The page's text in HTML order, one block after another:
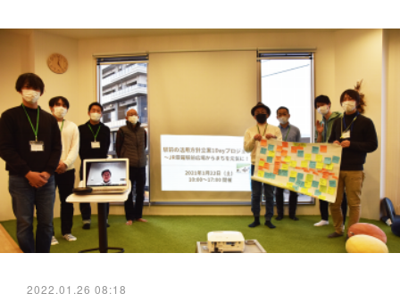
2022.01.26 08:18